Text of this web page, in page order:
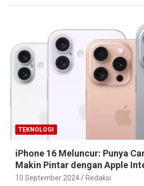
TEKNOLOGI
iPhone 16 Meluncur: Punya
Makin Pintar dengan Apple
10 September 2024 Redaksi